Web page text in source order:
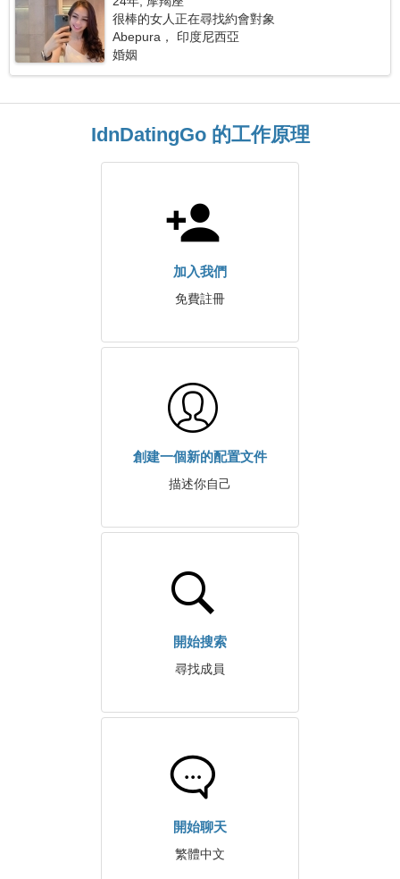
很棒的女人正在尋找約會對象
Abepura， 印度尼西亞
婚姻
IdnDatingGo 的工作原理
加入我們
免費註冊
創建一個新的配置文件
描述你自己
開始搜索
尋找成員
開始聊天
繁體中文